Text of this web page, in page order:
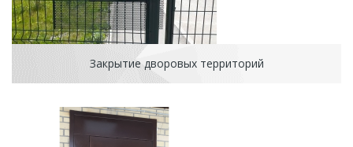
Закрытие дворовых территорий